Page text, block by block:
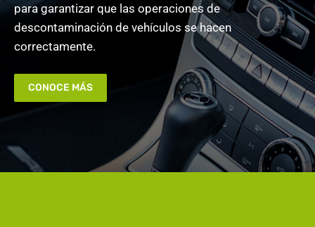
para garantizar que las operaciones de
descontaminación de vehículos se hacen
correctamente.
CONOCE MÁS